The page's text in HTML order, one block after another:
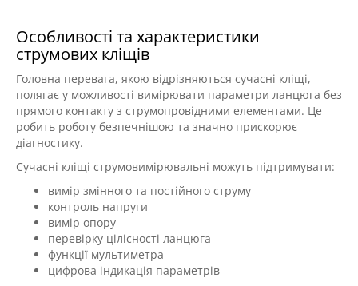
Особливості та характеристики
струмових кліщів
Головна перевага, якою відрізняються сучасні кліщі,
полягає у можливості вимірювати параметри ланцюга без
прямого контакту з струмопровідними елементами. Це
робить роботу безпечнішою та значно прискорює
діагностику.
Сучасні кліщі струмовимірювальні можуть підтримувати:
вимір змінного та постійного струму
контроль напруги
вимір опору
перевірку цілісності ланцюга
функції мультиметра
цифрова індикація параметрів